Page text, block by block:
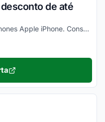
de até
Ganhe até 12% OFF em Smartphones Apple iPhone. Consulte ainda condições diferenciadas para pagamento no cartão Submarino. Confira!